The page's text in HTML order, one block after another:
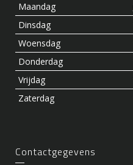
Maandag
Dinsdag
Woensdag
Donderdag
Vrijdag
Zaterdag
Contactgegevens